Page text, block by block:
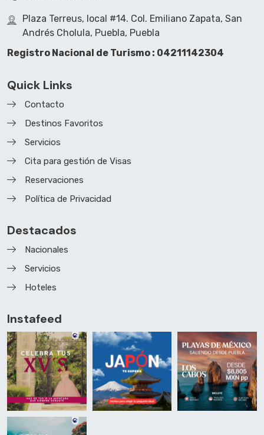
Plaza Terreus, local #14. Col. Emiliano Zapata, San
Andrés Cholula, Puebla, Puebla
Registro Nacional de Turismo : 04211142304
Quick Links
Contacto
Destinos Favoritos
Servicios
Cita para gestión de Visas
Reservaciones
Política de Privacidad
Destacados
Nacionales
Servicios
Hoteles
Instafeed